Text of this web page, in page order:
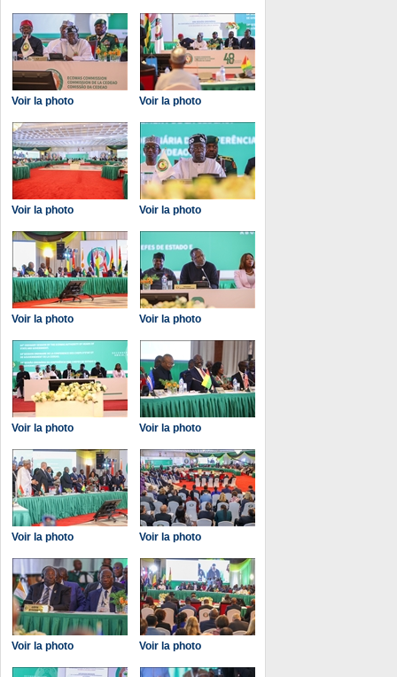
Voir la photo Voir la photo
Voir la photo Voir la photo
Voir la photo Voir la photo
Voir la photo Voir la photo
Voir la photo Voir la photo
Voir la photo Voir la photo